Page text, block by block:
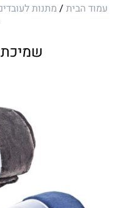
עמוד הבית/מתנות לעובדים
שמיכת